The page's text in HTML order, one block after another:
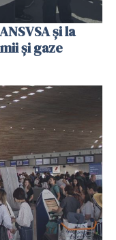
și la
și gaze